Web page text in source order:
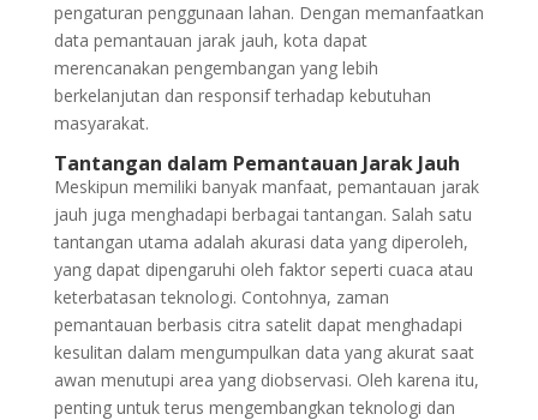
pengaturan penggunaan lahan. Dengan memanfaatkan
data pemantauan jarak jauh, kota dapat
merencanakan pengembangan yang lebih
berkelanjutan dan responsif terhadap kebutuhan
masyarakat.
Tantangan dalam Pemantauan Jarak Jauh
Meskipun memiliki banyak manfaat, pemantauan jarak
jauh juga menghadapi berbagai tantangan. Salah satu
tantangan utama adalah akurasi data yang diperoleh,
yang dapat dipengaruhi oleh faktor seperti cuaca atau
keterbatasan teknologi. Contohnya, zaman
pemantauan berbasis citra satelit dapat menghadapi
kesulitan dalam mengumpulkan data yang akurat saat
awan menutupi area yang diobservasi. Oleh karena itu,
penting untuk terus mengembangkan teknologi dan